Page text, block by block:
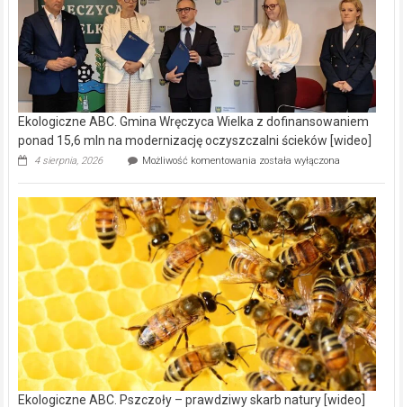
Ekologiczne ABC. Gmina Wręczyca Wielka z dofinansowaniem
ponad 15,6 mln na modernizację oczyszczalni ścieków [wideo]
4 sierpnia, 2026 Możliwość komentowania Ekologiczne
Wręczyca
Wielka
z
dofinansowaniem
ponad
15,6
mln
na
modernizację
oczyszczalni
ścieków
[wideo]
została wyłączona
Ekologiczne ABC. Pszczoły – prawdziwy skarb natury [wideo]